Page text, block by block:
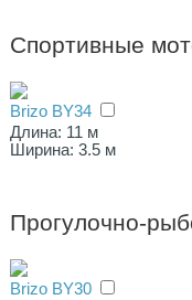
Спортивные
Brizo BY34
Длина: 11 м
Ширина: 3.5 м
Прогулочно-
Brizo BY30